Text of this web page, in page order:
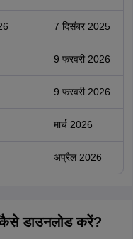
7 दिसंबर 2025
9 फरवरी 2026
9 फरवरी 2026
मार्च 2026
अप्रैल 2026
डाउनलोड करें?